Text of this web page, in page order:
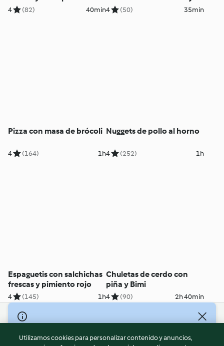
patatas al vapor
4 (82) 40mintomate
4 (50) 35min
Pizza con masa de brócoli
4 (164) 1h
Nuggets de pollo al horno
4 (252) 1h
Espaguetis con salchichas
frescas y pimiento rojo
4 (145) 1h
Chuletas de cerdo con
piña y Bimi
4 (90) 2h 40min
© Copyright 2026
Términos de uso
Utilizamos cookies para personalizar contenido y anuncios,